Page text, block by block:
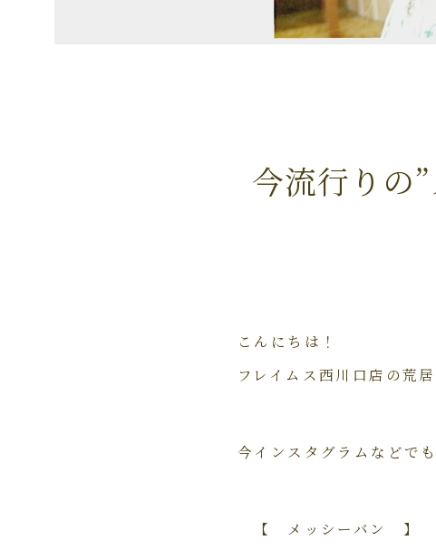
今流行りの
こんにちは！
フレイムス西川口店の荒居
今インスタグラムなどで
【 メッシーバン 】